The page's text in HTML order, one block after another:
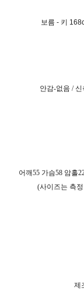
보름 - 키
안감-없음 /
어깨55 가슴58 암홀
(사이즈는 측
제